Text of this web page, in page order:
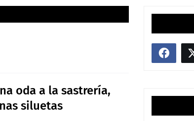
oda a la sastrería,
siluetas